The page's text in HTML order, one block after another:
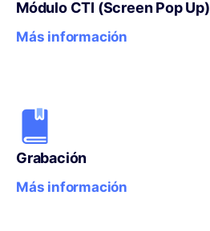
Módulo CTI (Screen Pop Up)
Más información
Grabación
Más información